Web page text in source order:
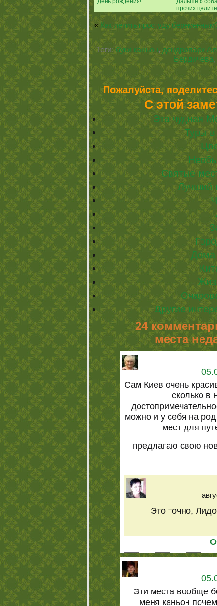
прочих
« Как лечить простуду
Теги:буки каньон,дендропарк
Бердичева,
Пожалуйста,
С этой
Эта чудная
Туры в
Святые
Лучший
Дома
Другие
24
места
Сам Киев очень
сколько в
можно и у себя на
мест для
предлагаю свою
Это точно,
Эти места вообще
меня каньон